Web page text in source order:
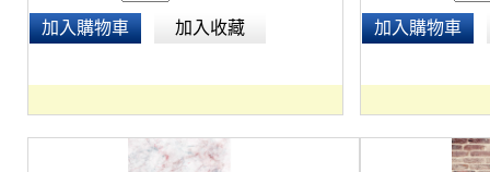
加入購物車 加入收藏 加入購物車